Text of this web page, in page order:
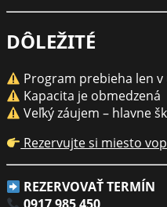
DÔLEŽITÉ
Program prebieha len
Kapacita je obmedzená
Veľký záujem – hlavne
Rezervujte si miesto
REZERVOVAŤ TERMÍN